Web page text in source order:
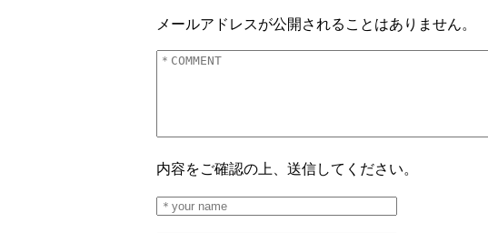
メールアドレスが公開されることはありません。
内容をご確認の上、送信してください。